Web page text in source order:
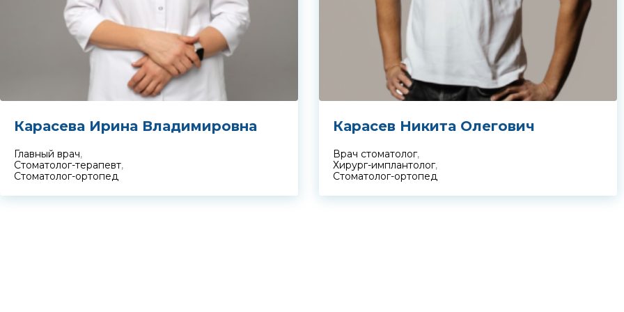
Карасева Ирина Владимировна
Главный врач,
Стоматолог-терапевт,
Стоматолог-ортопед
Карасев Никита Олегович
Врач стоматолог,
Хирург-имплантолог,
Стоматолог-ортопед